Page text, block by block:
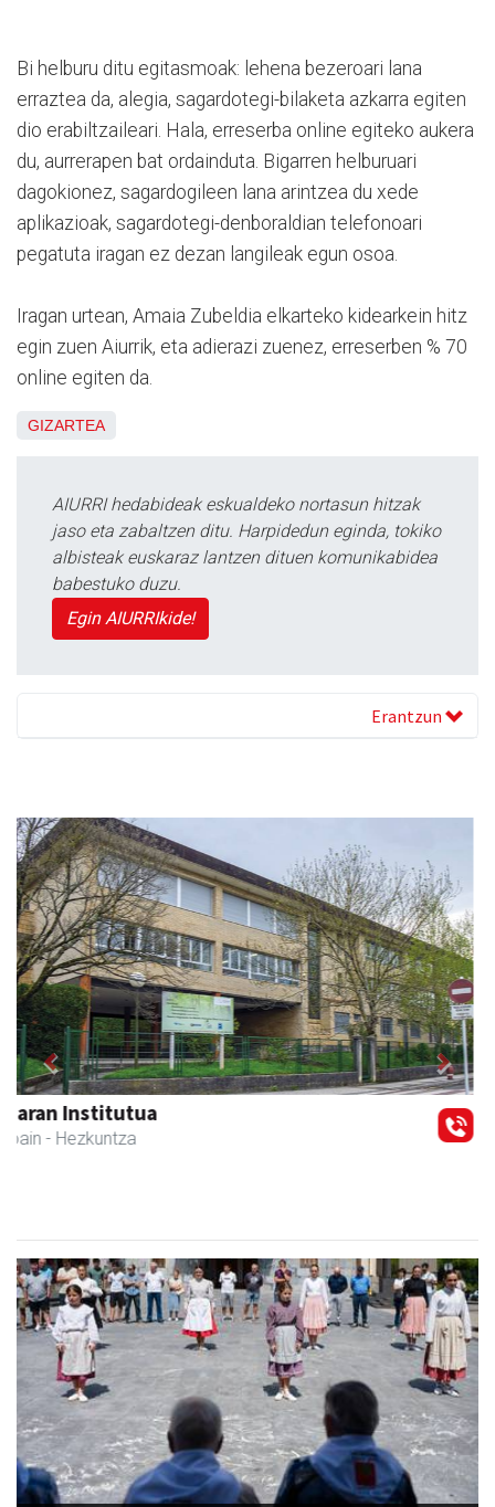
Bi helburu ditu egitasmoak: lehena bezeroari lana
erraztea da, alegia, sagardotegi-bilaketa azkarra egiten
dio erabiltzaileari. Hala, erreserba online egiteko aukera
du, aurrerapen bat ordainduta. Bigarren helburuari
dagokionez, sagardogileen lana arintzea du xede
aplikazioak, sagardotegi-denboraldian telefonoari
pegatuta iragan ez dezan langileak egun osoa.
Iragan urtean, Amaia Zubeldia elkarteko kidearkein hitz
egin zuen Aiurrik, eta adierazi zuenez, erreserben % 70
online egiten da.
GIZARTEA
AIURRI hedabideak eskualdeko nortasun hitzak
jaso eta zabaltzen ditu. Harpidedun eginda, tokiko
albisteak euskaraz lantzen dituen komunikabidea
babestuko duzu.
Egin AIURRIkide!
Erantzun
Ormendi kirolak
Andoain - Kirol dendak
Previous Next